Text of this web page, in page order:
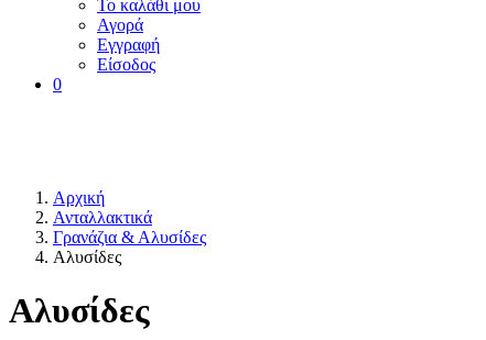
Το καλάθι μου
Αγορά
Εγγραφή
Είσοδος
0
Αρχική
Ανταλλακτικά
Γρανάζια & Αλυσίδες
Αλυσίδες
Αλυσίδες